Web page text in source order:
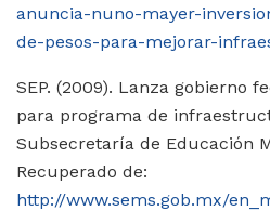
anuncia-nuno-mayer-
de-pesos-para-mejorar-
SEP. (2009). Lanza gobierno
para programa de
Subsecretaría de Educación
Recuperado de:
http://www.sems.gob.mx/